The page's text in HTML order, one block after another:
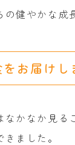
健やかな成
お届けし
かなか見
ました。